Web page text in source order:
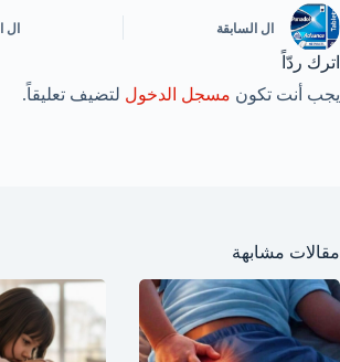
ال السابقة ال
اترك ردّاً
يجب أنت تكون مسجل الدخول لتضيف تعليقاً.
مقالات مشابهة